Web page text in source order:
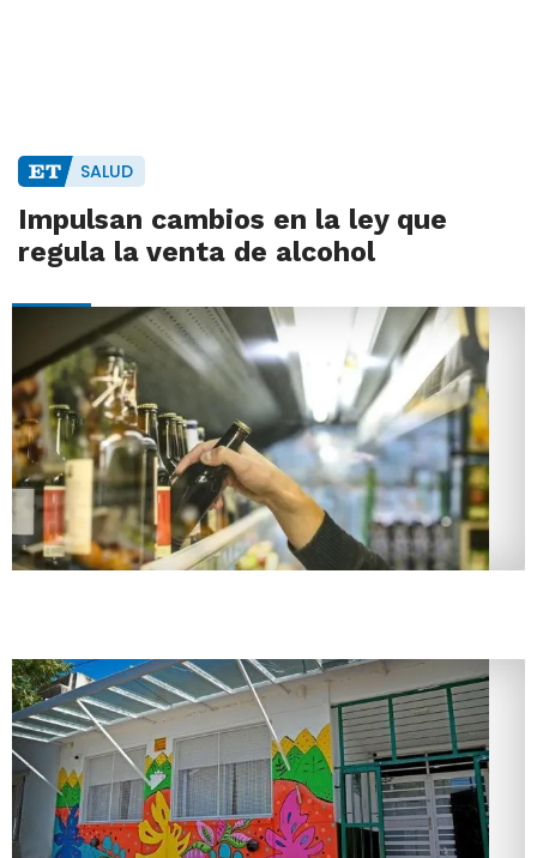
SALUD
Impulsan cambios en la ley que
regula la venta de alcohol